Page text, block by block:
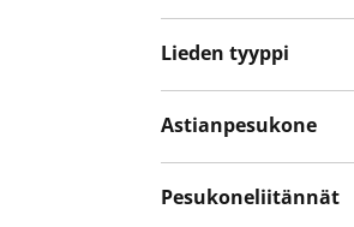
Lieden tyyppi
Astianpesukone
Pesukoneliitännät